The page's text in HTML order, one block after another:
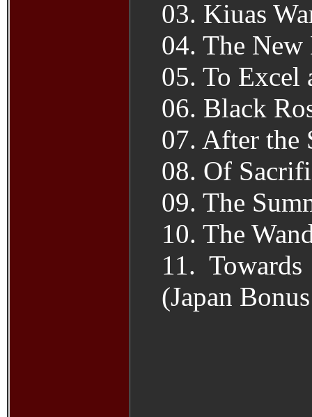
03. Kiuas
04. The
05. To Excel
06. Black
07. After the
08. Of
09. The
10. The
11.
(Japan